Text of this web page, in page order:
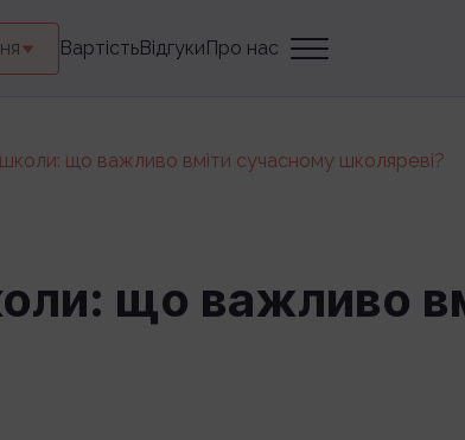
ВартістьВідгукиПро нас
що важливо вміти сучасному школяреві?
що важливо